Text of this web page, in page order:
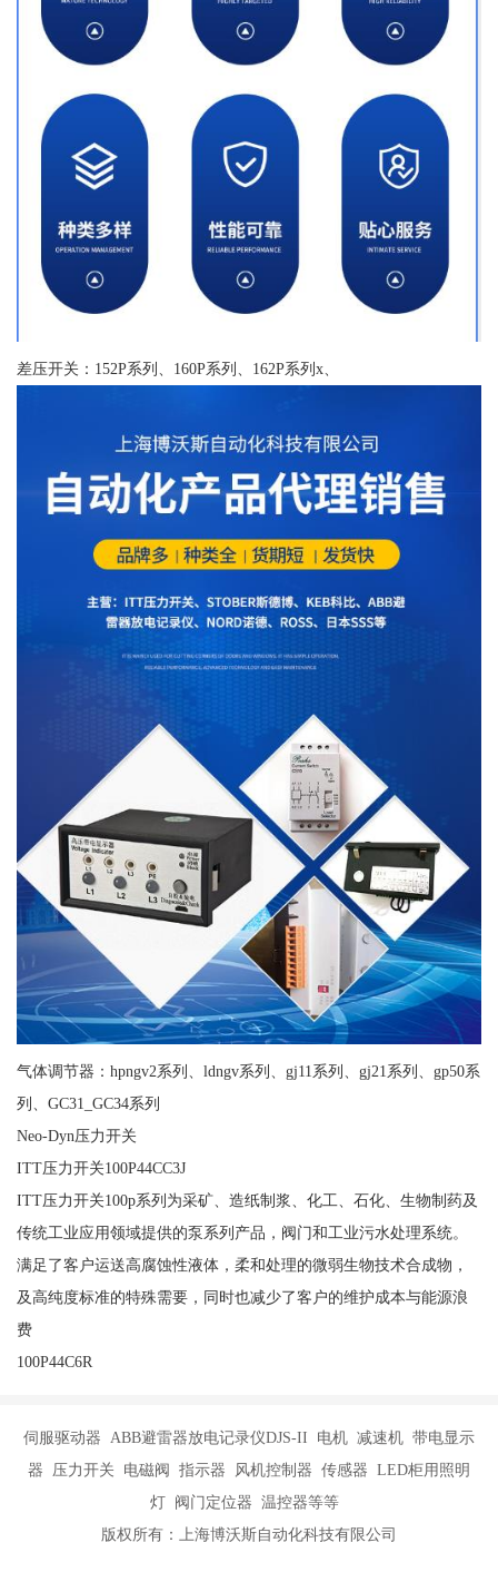
差压开关：152P系列、160P系列、162P系列x、
气体调节器：hpngv2系列、ldngv系列、gj11系列、gj21系列、gp50系
列、GC31_GC34系列
Neo-Dyn压力开关
ITT压力开关100P44CC3J
ITT压力开关100p系列为采矿、造纸制浆、化工、石化、生物制药及
传统工业应用领域提供的泵系列产品，阀门和工业污水处理系统。
满足了客户运送高腐蚀性液体，柔和处理的微弱生物技术合成物，
及高纯度标准的特殊需要，同时也减少了客户的维护成本与能源浪
费
100P44C6R
伺服驱动器 ABB避雷器放电记录仪DJS-II 电机 减速机 带电显示
器 压力开关 电磁阀 指示器 风机控制器 传感器 LED柜用照明
灯 阀门定位器 温控器等等
版权所有：上海博沃斯自动化科技有限公司